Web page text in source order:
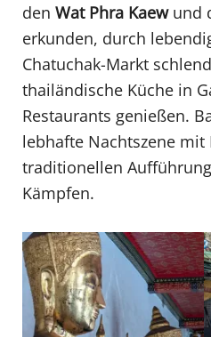
den Wat Phra Kaewund
erkunden, durch
Chatuchak-Markt
thailändische Küche in
Restaurants genießen.
lebhafte Nachtszene mit
traditionellen
Kämpfen.